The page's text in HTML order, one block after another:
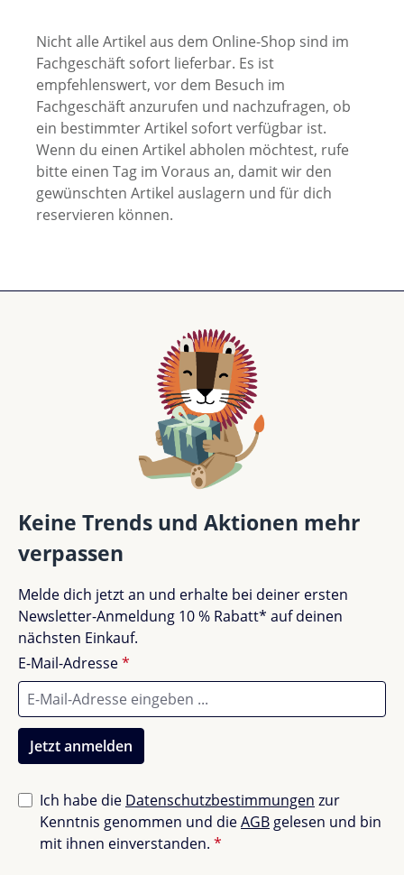
Nicht alle Artikel aus dem Online-Shop sind im
Fachgeschäft sofort lieferbar. Es ist
empfehlenswert, vor dem Besuch im
Fachgeschäft anzurufen und nachzufragen, ob
ein bestimmter Artikel sofort verfügbar ist.
Wenn du einen Artikel abholen möchtest, rufe
bitte einen Tag im Voraus an, damit wir den
gewünschten Artikel auslagern und für dich
reservieren können.
Keine Trends und Aktionen mehr
verpassen
Melde dich jetzt an und erhalte bei deiner ersten
Newsletter-Anmeldung 10 % Rabatt* auf deinen
nächsten Einkauf.
E-Mail-Adresse*
Jetzt anmelden
Ich habe die Datenschutzbestimmungen zur
Kenntnis genommen und dieAGB gelesen und bin
mit ihnen einverstanden. *